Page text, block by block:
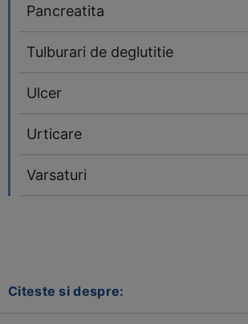
Pancreatita
Tulburari de deglutitie
Ulcer
Urticare
Varsaturi
Citeste si despre: